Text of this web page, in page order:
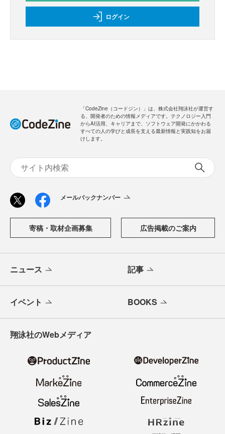
ログイン
「CodeZine（コードジン）」は、株式会社翔泳社が運営す
る、開発者のための情報メディアです。テクノロジー入門
からAI活用、キャリアまで、ソフトウェア開発にかかわる
すべての人の学びと成長を支える最新情報と実践知をお届
けします。
メールバックナンバー
寄稿・取材企画募集 広告掲載のご案内
ニュース 記事
イベント BOOKS
翔泳社のWebメディア